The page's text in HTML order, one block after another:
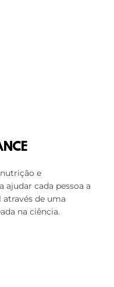
e
ajudar cada pessoa a
de uma
na ciência.